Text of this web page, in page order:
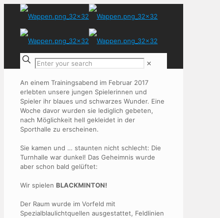
✕
An einem Trainingsabend im Februar 2017
erlebten unsere jungen Spielerinnen und
Spieler ihr blaues und schwarzes Wunder. Eine
Woche davor wurden sie lediglich gebeten,
nach Möglichkeit hell gekleidet in der
Sporthalle zu erscheinen.
Sie kamen und … staunten nicht schlecht: Die
Turnhalle war dunkel! Das Geheimnis wurde
aber schon bald gelüftet:
Wir spielen BLACKMINTON!
Der Raum wurde im Vorfeld mit
Spezialblaulichtquellen ausgestattet, Feldlinien